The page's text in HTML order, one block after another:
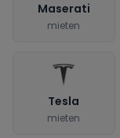
Maserati
mieten
Tesla
mieten